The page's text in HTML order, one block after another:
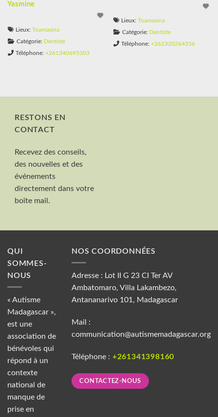
Yasmine
Lieux: Toamasina
Catégorie: Dentiste
Téléphone: +261340695303
Lieux: Toamasina
Catégorie: Dentiste
Téléphone: +261320264356
RESTONS EN
CONTACT
Recevez des conseils,
des nouvelles et des
événements
directement dans votre
boîte mail.
QUI
SOMMES-
NOUS
« Autisme
Madagascar »,
est une
association de
bénévoles qui
répond à un
contexte
national de
manque de
prise en
NOS COORDONNÉES
Adresse : Lot II G 23 CI Ter AV
Ambatomaro, Villa Lakambezo,
Antananarivo 101, Madagascar
Mail :
communication@autismemadagascar.org
Téléphone : +261341398160
CONTACTEZ-NOUS